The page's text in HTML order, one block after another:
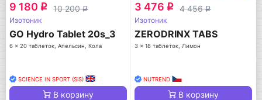
9 180 q 10 200q
Изотоник
GO Hydro Tablet 20s_3
6 x 20 таблеток, Апельсин, Кола
SCIENCE IN SPORT (SiS)
В корзину
3 476 q 4 456q
Изотоник
ZERODRINX TABS
3 x 18 таблеток, Лимон
NUTREND
В корзину